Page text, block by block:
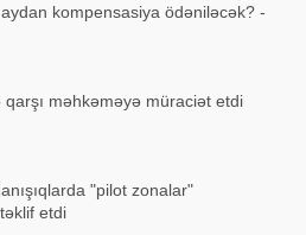
kompensasiya ödəniləcək? -
qarşı məhkəməyə müraciət etdi
"pilot zonalar"
təklif etdi